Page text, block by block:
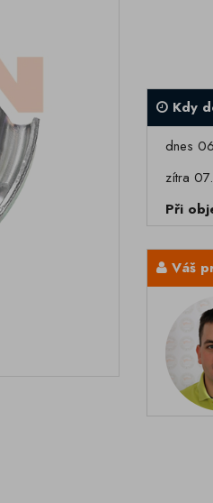
Kdy
dnes
zítra
Při
Váš